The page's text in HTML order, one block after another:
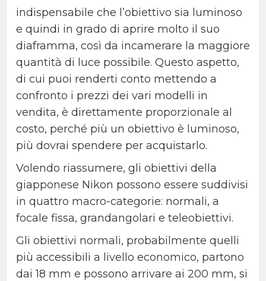
indispensabile che l’obiettivo sia luminoso
e quindi in grado di aprire molto il suo
diaframma, così da incamerare la maggiore
quantità di luce possibile. Questo aspetto,
di cui puoi renderti conto mettendo a
confronto i prezzi dei vari modelli in
vendita, è direttamente proporzionale al
costo, perché più un obiettivo è luminoso,
più dovrai spendere per acquistarlo.
Volendo riassumere, gli obiettivi della
giapponese Nikon possono essere suddivisi
in quattro macro-categorie: normali, a
focale fissa, grandangolari e teleobiettivi.
Gli obiettivi normali, probabilmente quelli
più accessibili a livello economico, partono
dai 18 mm e possono arrivare ai 200 mm, si